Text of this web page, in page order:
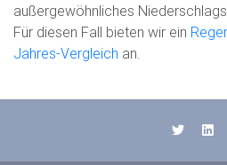
außergewöhnliches
Für diesen Fall bieten wir ein
Jahres-Vergleich an.